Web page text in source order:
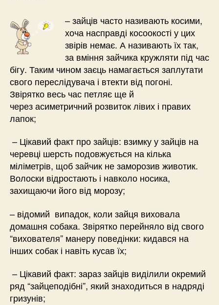
– зайців часто називають косими,
хоча насправді косоокості у цих
звірів немає. А називають їх так,
за вміння зайчика кружляти під час
бігу. Таким чином заєць намагається заплутати
свого переслідувача і втекти від погоні.
Звірятко весь час петляє ще й
через асиметричний розвиток лівих і правих
лапок;
– Цікавий факт про зайців: взимку у зайців на
черевці шерсть подовжується на кілька
міліметрів, щоб зайчик не заморозив животик.
Волоски відростають і навколо носика,
захищаючи його від морозу;
– відомий випадок, коли зайця виховала
домашня собака. Звірятко перейняло від свого
“вихователя” манеру поведінки: кидався на
інших собак і навіть кусав їх;
– Цікавий факт: зараз зайців виділили окремий
ряд “зайцеподібні”, який знаходиться в надряді
гризунів;